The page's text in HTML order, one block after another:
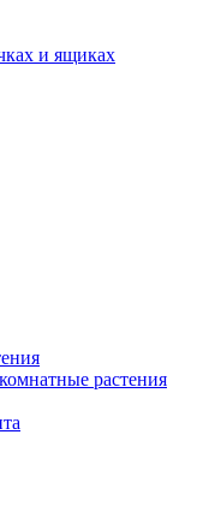
и ящиках
растения